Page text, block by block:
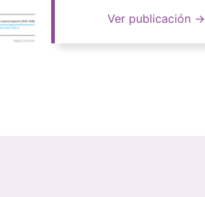
Ver publicación →